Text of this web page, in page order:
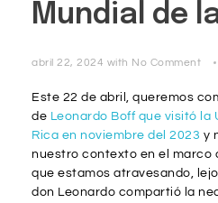
Mundial de
abril 22, 2024 with No Comment
Este 22 de abril, queremos
de Leonardo Boff que visitó la
Rica en noviembre del 2023 y
nuestro contexto en el marco
que estamos atravesando,
don Leonardo compartió la